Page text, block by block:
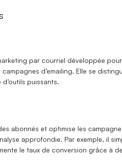
ce qui change
par courriel développée pour
campagnes d’emailing. Elle se
puissants.
abonnés et optimise les
approfondie. Par exemple, il
le taux de conversion grâce à